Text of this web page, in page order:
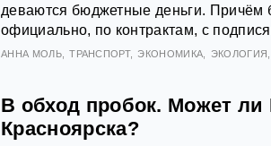
деваются бюджетные деньги. Причём
официально, по контрактам, с
АННА МОЛЬ ТРАНСПОРТ ЭКОНОМИКА ЭКОЛОГИЯ
В обход пробок. Может ли
Красноярска?